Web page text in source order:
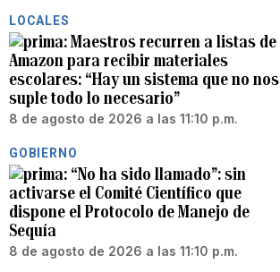
LOCALES
Maestros recurren a listas de
Amazon para recibir materiales
escolares: “Hay un sistema que no nos
suple todo lo necesario”
8 de agosto de 2026 a las 11:10 p.m.
GOBIERNO
“No ha sido llamado”: sin
activarse el Comité Científico que
dispone el Protocolo de Manejo de
Sequía
8 de agosto de 2026 a las 11:10 p.m.